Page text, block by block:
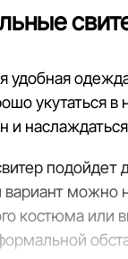
удобная
укутаться в
и
подойдет
вариант можно
костюма или